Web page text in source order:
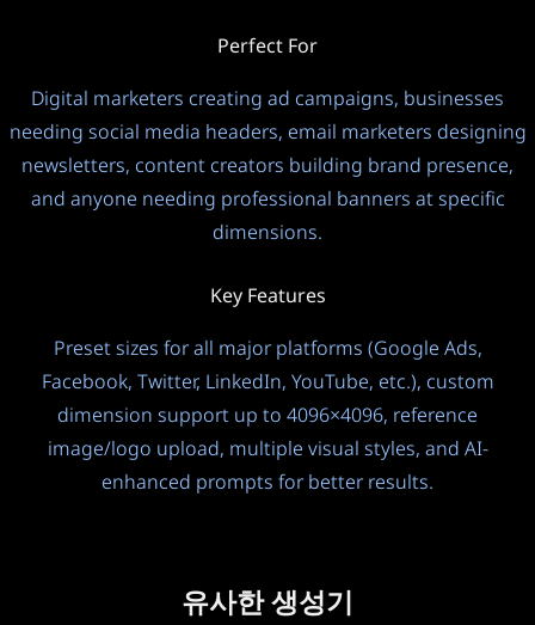
728 × 90
개인정보 모드
공개
출력 언어
자동 (입력 언어)
Perfect For
Digital marketers creating ad campaigns, businesses
needing social media headers, email marketers designing
newsletters, content creators building brand presence,
and anyone needing professional banners at specific
dimensions.
Key Features
Preset sizes for all major platforms (Google Ads,
Facebook, Twitter, LinkedIn, YouTube, etc.), custom
dimension support up to 4096×4096, reference
image/logo upload, multiple visual styles, and AI-
enhanced prompts for better results.
유사한 생성기